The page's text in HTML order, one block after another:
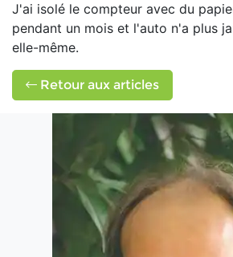
J'ai isolé le compteur avec du
pendant un mois et l'auto n'a plus
elle-même.
Retour aux articles